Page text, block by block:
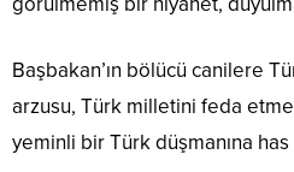
Başbakan’ın bölücü canilere
arzusu, Türk milletini feda etme
yeminli bir Türk düşmanına